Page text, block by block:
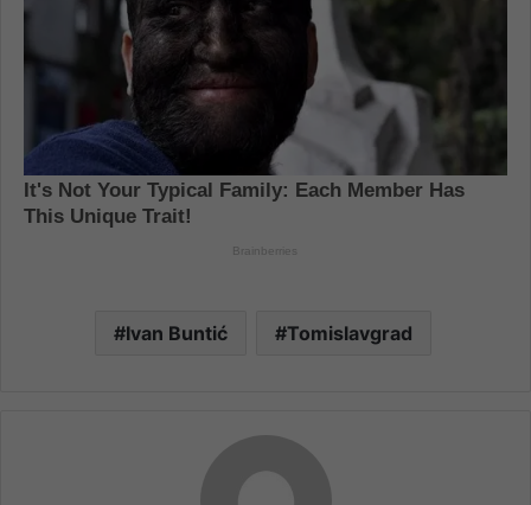
Ivan Buntić Tomislavgrad